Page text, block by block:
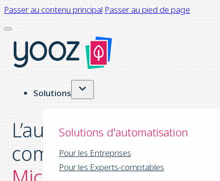
Passer au contenu principal Passer au pied de page
Solutions
Solutions d'automatisation
Pour les Entreprises
Pour les Experts-comptables
L’automatisation de la
comptabilité dans